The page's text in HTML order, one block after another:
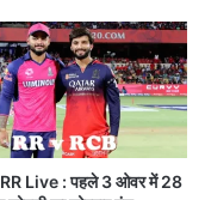
था। सोशल मीडिया
Live : पहले 3 ओवर में 28